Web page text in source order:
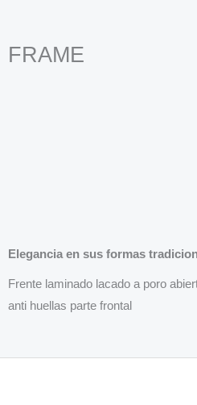
contenido
FRAME
Elegancia en sus formas
Frente laminado lacado a poro
anti huellas parte frontal